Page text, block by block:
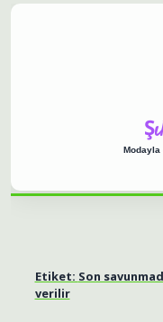
Etiket: Son
verilir